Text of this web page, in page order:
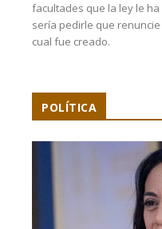
facultades que la ley le
sería pedirle que
cual fue creado.
POLÍTICA